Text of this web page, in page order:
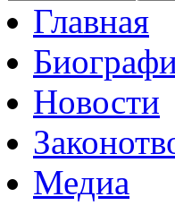
Главная
Новости
Медиа